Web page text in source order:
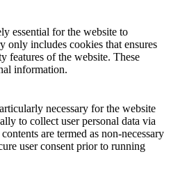
essential for the website to
only includes cookies that ensures
features of the website. These
information.
necessary for the website
to collect user personal data via
are termed as non-necessary
user consent prior to running